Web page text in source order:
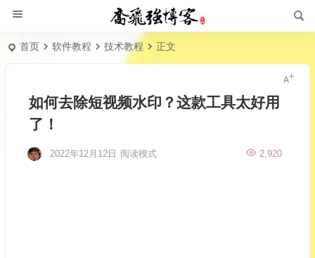
首页 软件教程 技术教程 正文
如何去除短视频水印？这款工具太好用
了！
2022年12月12日 2,920
阅读模式